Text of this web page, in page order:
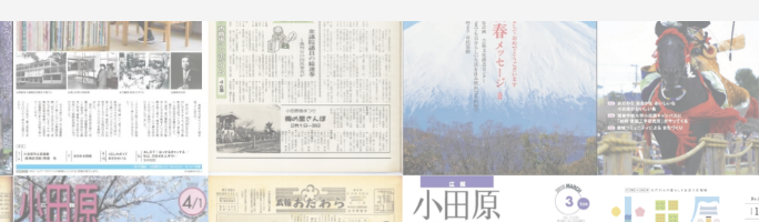
避難場所 消防
届け出や申請をしたい
証明書がほしい
相談をしたい
総務課
職員課
財産管理課
契約検査課
市税総務課
事業課